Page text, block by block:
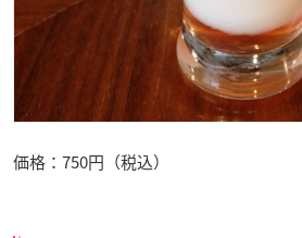
価格：750円（税込）